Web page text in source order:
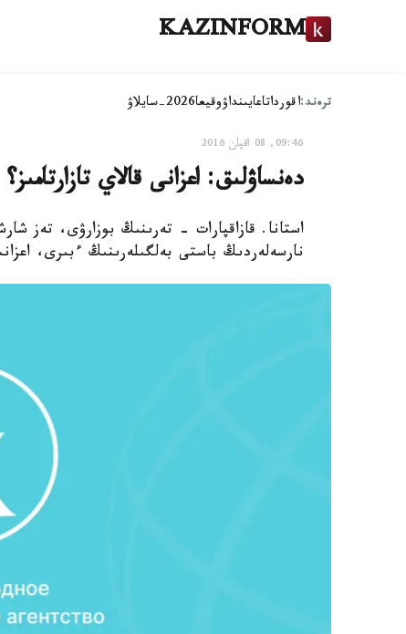
KAZINFORM
ترەند:اقورداتاعايىنداۋوقيعا2026-سايلاۋ
09:46, 08 اقپان 2016
دەنساۋلىق: اعزانى قالاي تازارتامىز؟
استانا. قازاقپارات - تەرىنىڭ بوزارۋى، تەز
نارسەلەردىڭ باستى بەلگىلەرىنىڭ ءبىرى،